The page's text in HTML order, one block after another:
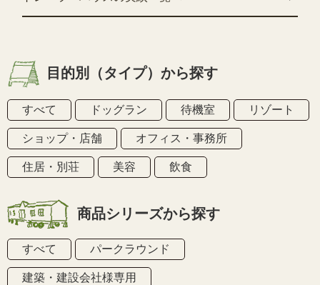
目的別（タイプ）から探す
すべて ドッグラン 待機室 リゾート
ショップ・店舗 オフィス・事務所
住居・別荘 美容 飲食
商品シリーズから探す
すべて パークラウンド
建築・建設会社様専用